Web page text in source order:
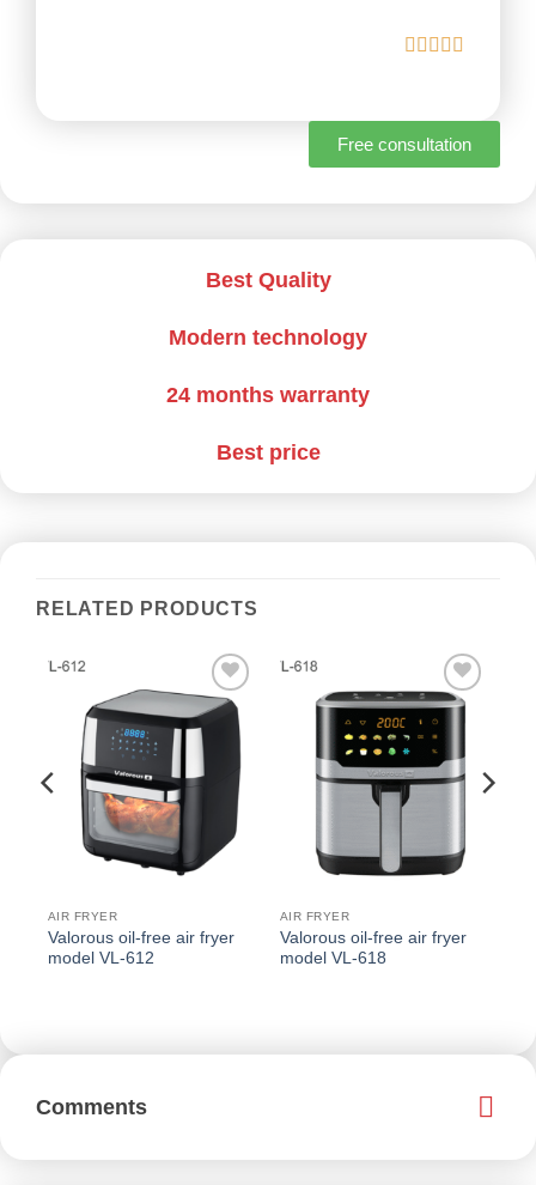
Free consultation
Best Quality
Modern technology
24 months warranty
Best price
RELATED PRODUCTS
افزودن
AIR FRYER
Valorous oil-free air fryer
model VL-612
افزودن
مندی
ها
AIR FRYER
Valorous oil-free air fryer
model VL-618
Comments